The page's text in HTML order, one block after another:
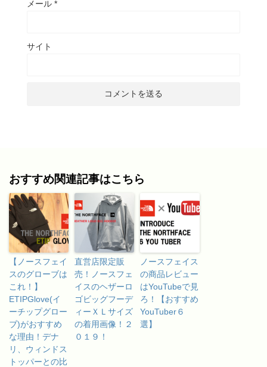
メール *
サイト
おすすめ関連記事はこちら
【ノースフェイ
スのグローブは
これ！】
ETIPGlove(イ
ーチップグロー
ブ)がおすすめ
な理由！デナ
リ、ウィンドス
トッパーとの比
直営店限定販
売！ノースフェ
イスのヘザーロ
ゴビッグフーデ
ィーＸＬサイズ
の着用画像！２
０１９！
ノースフェイス
の商品レビュー
はYouTubeで見
ろ！【おすすめ
YouTuber６
選】